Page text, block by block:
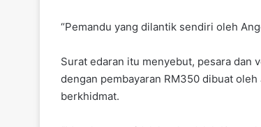
“Pemandu yang dilantik sendiri oleh
Surat edaran itu menyebut, pesara dan
dengan pembayaran RM350 dibuat
berkhidmat.